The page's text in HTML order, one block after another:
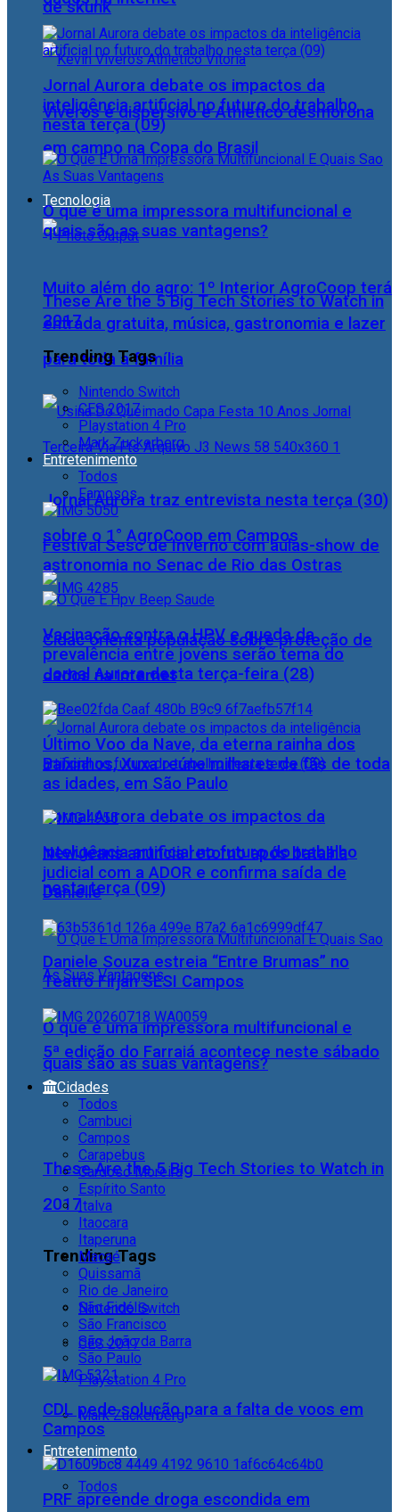
de skunk
Viveros é dispersivo e Athletico desmorona
em campo na Copa do Brasil
Tecnologia
Muito além do agro: 1º Interior AgroCoop terá
entrada gratuita, música, gastronomia e lazer
para toda a família
Jornal Aurora traz entrevista nesta terça (30)
sobre o 1° AgroCoop em Campos
Cidac orienta população sobre proteção de
dados na internet
Jornal Aurora debate os impactos da
inteligência artificial no futuro do trabalho
nesta terça (09)
O que é uma impressora multifuncional e
quais são as suas vantagens?
These Are the 5 Big Tech Stories to Watch in
2017
Trending Tags
Nintendo Switch
CES 2017
Playstation 4 Pro
Mark Zuckerberg
Entretenimento
Todos
Jornal Aurora debate os impactos da
inteligência artificial no futuro do trabalho
nesta terça (09)
O que é uma impressora multifuncional e
quais são as suas vantagens?
These Are the 5 Big Tech Stories to Watch in
2017
Trending Tags
Nintendo Switch
CES 2017
Playstation 4 Pro
Mark Zuckerberg
Entretenimento
Todos
Famosos
Festival Sesc de Inverno com aulas-show de
astronomia no Senac de Rio das Ostras
Vacinação contra o HPV e queda da
prevalência entre jovens serão tema do
Jornal Aurora desta terça-feira (28)
Último Voo da Nave, da eterna rainha dos
Baixinhos, Xuxa reúne milhares de fãs de toda
as idades, em São Paulo
NewJeans anuncia retorno após batalha
judicial com a ADOR e confirma saída de
Danielle
Daniele Souza estreia “Entre Brumas” no
Teatro Firjan SESI Campos
5ª edição do Farraiá acontece neste sábado
Cidades
Todos
Cambuci
Campos
Carapebus
Cardoso Moreira
Espírito Santo
Italva
Itaocara
Itaperuna
Macaé
Quissamã
Rio de Janeiro
São Fidélis
São Francisco
São João da Barra
São Paulo
CDL pede solução para a falta de voos em
Campos
PRF apreende droga escondida em